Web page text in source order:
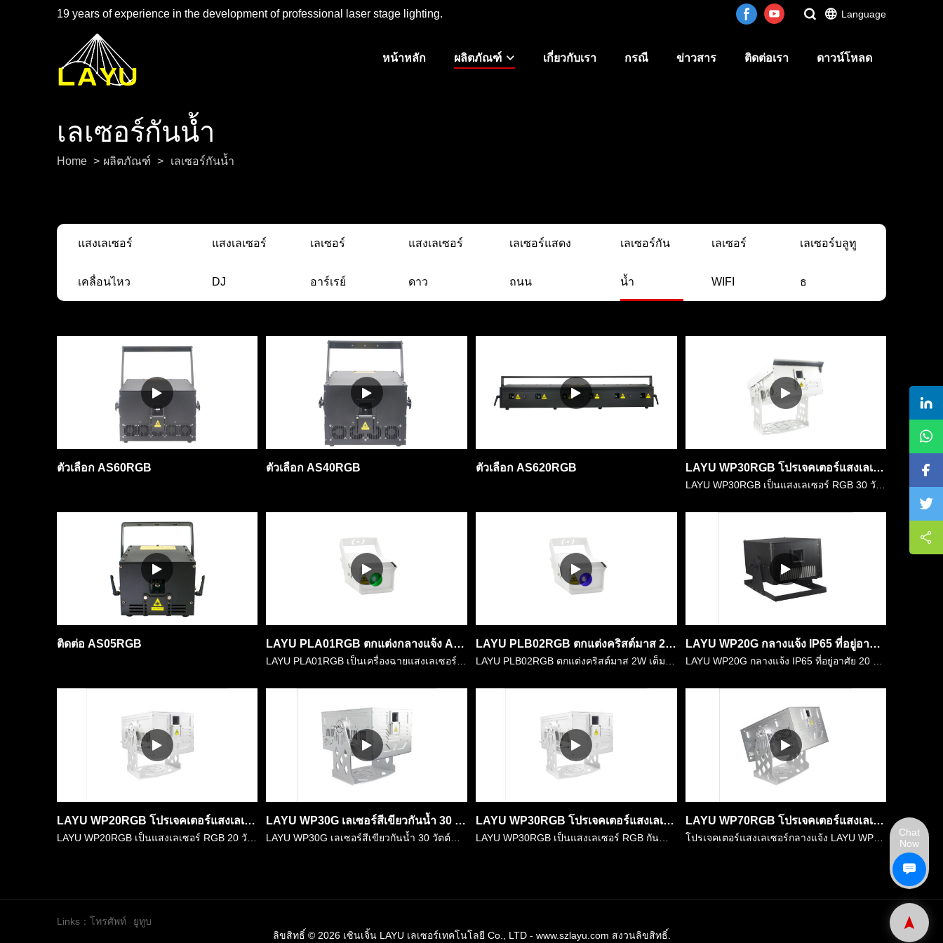
19 years of experience in the development of professional laser stage lighting. Language
หน้าหลัก ผลิตภัณฑ์ เกี่ยวกับเรา กรณี ข่าวสาร ติดต่อเรา ดาวน์โหลด
เลเซอร์กันน้ำ
Home > ผลิตภัณฑ์ > เลเซอร์กันน้ำ
แสงเลเซอร์
เคลื่อนไหว
แสงเลเซอร์
DJ
เลเซอร์
อาร์เรย์
แสงเลเซอร์
ดาว
เลเซอร์แสดง
ถนน
เลเซอร์กัน
น้ำ
เลเซอร์
WIFI
เลเซอร์บลูทู
ธ
ตัวเลือก AS60RGB ตัวเลือก AS40RGB ตัวเลือก AS620RGB LAYU WP30RGB โปรเจคเตอร์แสงเลเซอร์ RGB กันน้ำ 30 วัตต์
LAYU WP30RGB เป็นแสงเลเซอร์ RGB 30 วัตต์ที่ออกแบบดีกันน้ำพร้อมที่อยู่อาศัย IP65 มันสามารถติดตั้งภายนอกได้อย่างถาวรไม่จำเป็นต้องกังวลเกี่ยวกับวันแดดหิมะฝน มันถูกใช้กันอย่างแพร่หลายในเหตุการณ์สดกลางแจ้ง……
ติดต่อ AS05RGB LAYU PLA01RGB ตกแต่งกลางแจ้ง Aurora Effect แสงเลเซอร์ 2W
LAYU PLA01RGB เป็นเครื่องฉายแสงเลเซอร์ตกแต่งกลางแจ้ง Aurora Effect พลังงานเลเซอร์เป็น RGB 2 วัตต์สว่างมากสำหรับการตกแต่งภายในและกลางแจ้ง สำหรับที่อยู่อาศัย IP65 มันถูกติดตั้งอย่างแพร่หลายในการตกแต่งสว……
LAYU PLB02RGB ตกแต่งคริสต์มาส 2W เต็มสีแสงเลเซอร์ออโรรา
LAYU PLB02RGB ตกแต่งคริสต์มาส 2W เต็มสีแสงเลเซอร์ออโรรา พลังงานเลเซอร์เป็น RGB 2 วัตต์สว่างมากสำหรับการตกแต่งภายในและกลางแจ้ง สำหรับที่อยู่อาศัย IP65 มันถูกติดตั้งอย่างแพร่หลายในการตกแต่งสวนธีมกลางแจ้……
LAYU WP20G กลางแจ้ง IP65 ที่อยู่อาศัย 20 วัตต์เลเซอร์สีเขียวสวนธีมทัวร์แสดงแสงเลเซอร์
LAYU WP20G กลางแจ้ง IP65 ที่อยู่อาศัย 20 วัตต์เลเซอร์สีเขียวสวนธีมทัวร์แสดงแสงเลเซอร์ เป็นเครื่องโปรเจคเตอร์เลเซอร์สีเขียวสูง 20 วัตต์ ทำจากเลเซอร์ลำแสงสีเขียวแน่น ไดโอดทั้งหมดถูกแก้ไขโดยเลนส์ออปติกพิ……
LAYU WP20RGB โปรเจคเตอร์แสงเลเซอร์ RGB กันน้ำพร้อมที่อยู่อาศัย IP65 สำหรับอาคารที่สำคัญกลางแจ้ง,แสดงเลเซอร์
LAYU WP20RGB เป็นแสงเลเซอร์ RGB 20 วัตต์กันน้ำพร้อมที่อยู่อาศัย IP65 มันถูกใช้กันอย่างแพร่หลายในเหตุการณ์สดกลางแจ้ง, สวนสนุก, เทศกาลเลเซอร์แสดง, อาคารสถานที่ ฯลฯ ทำจากโมดูลเลเซอร์ RGB ไดโอดเต็มและมีลำ……
LAYU WP30G เลเซอร์สีเขียวกันน้ำ 30 วัตต์สำหรับแลนด์มาร์คกลางแจ้งเมืองแสงเหตุการณ์โฆษณา LAYU WP30RGB โปรเจคเตอร์แสงเลเซอร์ RGB กันน้ำพร้อมที่อยู่อาศัย IP65 สำหรับอาคารที่สำคัญกลางแจ้ง,แสดงเลเซอร์
LAYU WP30RGB เป็นแสงเลเซอร์ RGB กันน้ำ 30 วัตต์พร้อมที่อยู่อาศัย IP65 มันถูกใช้กันอย่างแพร่หลายในเหตุการณ์สดกลางแจ้ง, สวนสนุก, เทศกาลเลเซอร์แสดง, อาคารสถานที่ ฯลฯ ทำจากโมดูลเลเซอร์ RGB ไดโอดเต็มและมีล……
LAYU WP70RGB โปรเจคเตอร์แสงเลเซอร์ RGB กันน้ำ 70 วัตต์พร้อมที่อยู่อาศัย IP65 สำหรับอาคารที่สำคัญกลางแจ้ง,แสดงเลเซอร์ข้อความท้องฟ้า
โปรเจคเตอร์แสงเลเซอร์กลางแจ้ง LAYU WP70RGB ที่มีพลังงานเลเซอร์ RGB 70 วัตต์ ตอนนี้ แสงเมืองมีความนิยมมากทั่วโลก รัฐบาลกําลังลงทุนมากในไฟกลางคืน เพื่อตกแต่งเมือง แสงเลเซอร์พลังสูงเป็นหนึ่งในตัวเลือกที่……
Links： โทรศัพท์
ยูทูบ
ลิขสิทธิ์ © 2026 เซินเจิ้น LAYU เลเซอร์เทคโนโลยี Co., LTD - www.szlayu.com สงวนลิขสิทธิ์.
Chat
Now